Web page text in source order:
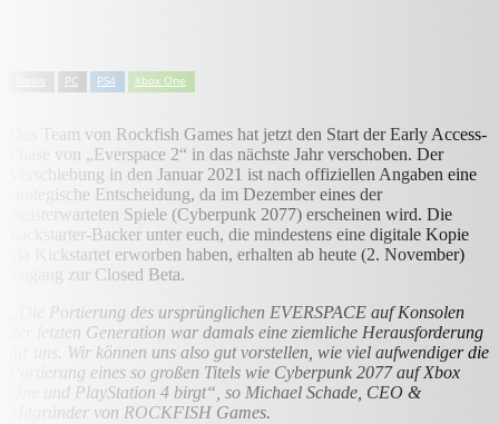
PC PS4 Xbox One
Das Team von Rockfish Games hat jetzt den Start der Early Access-
Phase von „Everspace 2“ in das nächste Jahr verschoben. Der
Verschiebung in den Januar 2021 ist nach offiziellen Angaben eine
strategische Entscheidung, da im Dezember eines der
meisterwarteten Spiele (Cyberpunk 2077) erscheinen wird. Die
Kickstarter-Backer unter euch, die mindestens eine digitale Kopie
via Kickstartet erworben haben, erhalten ab heute (2. November)
Zugang zur Closed Beta.
„Die Portierung des ursprünglichen EVERSPACE auf Konsolen
der letzten Generation war damals eine ziemliche Herausforderung
für uns. Wir können uns also gut vorstellen, wie viel aufwendiger die
Portierung eines so großen Titels wie Cyberpunk 2077 auf Xbox
One und PlayStation 4 birgt“, so Michael Schade, CEO &
Mitgründer von ROCKFISH Games.